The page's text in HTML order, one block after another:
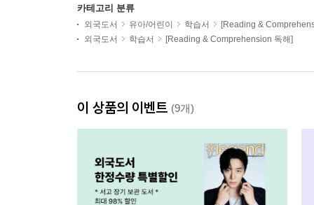
카테고리 분류
외국도서 유아/어린이 학습서
[Reading &
외국도서
학습서 [Reading & Comprehension 독해]
이 상품의 이벤트 (9개)